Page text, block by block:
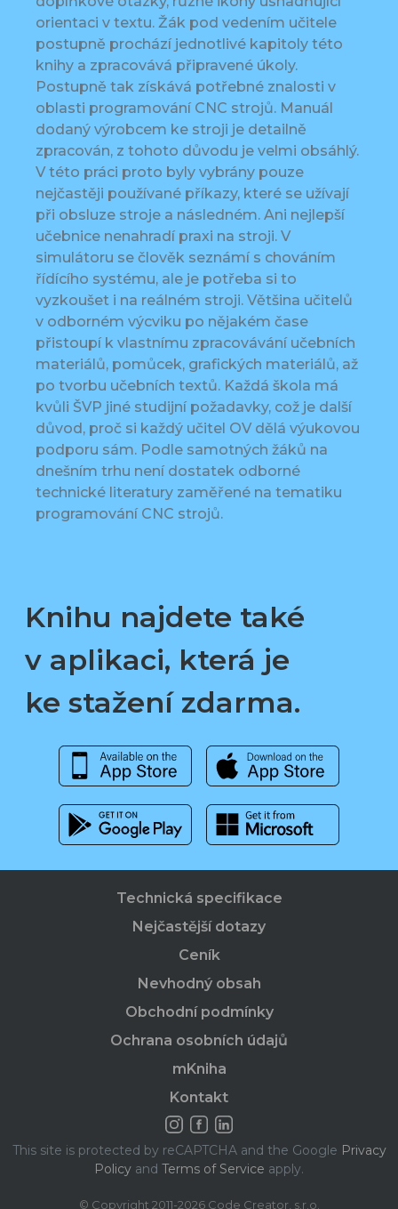
orientaci v textu. Žák pod vedením učitele
postupně prochází jednotlivé kapitoly této
knihy a zpracovává připravené úkoly.
Postupně tak získává potřebné znalosti v
oblasti programování CNC strojů. Manuál
dodaný výrobcem ke stroji je detailně
zpracován, z tohoto důvodu je velmi obsáhlý.
V této práci proto byly vybrány pouze
nejčastěji používané příkazy, které se užívají
při obsluze stroje a následném. Ani nejlepší
učebnice nenahradí praxi na stroji. V
simulátoru se člověk seznámí s chováním
řídícího systému, ale je potřeba si to
vyzkoušet i na reálném stroji. Většina učitelů
v odborném výcviku po nějakém čase
přistoupí k vlastnímu zpracovávání učebních
materiálů, pomůcek, grafických materiálů, až
po tvorbu učebních textů. Každá škola má
kvůli ŠVP jiné studijní požadavky, což je další
důvod, proč si každý učitel OV dělá výukovou
podporu sám. Podle samotných žáků na
dnešním trhu není dostatek odborné
technické literatury zaměřené na tematiku
programování CNC strojů.
Knihu najdete také
v aplikaci, která je
ke stažení zdarma.
Technická specifikace
Nejčastější dotazy
Ceník
Nevhodný obsah
Obchodní podmínky
Ochrana osobních údajů
mKniha
Kontakt
This site is protected by reCAPTCHA and the Google Privacy
Policy and Terms of Service apply.
© Copyright 2011-2026 Code Creator, s.r.o.